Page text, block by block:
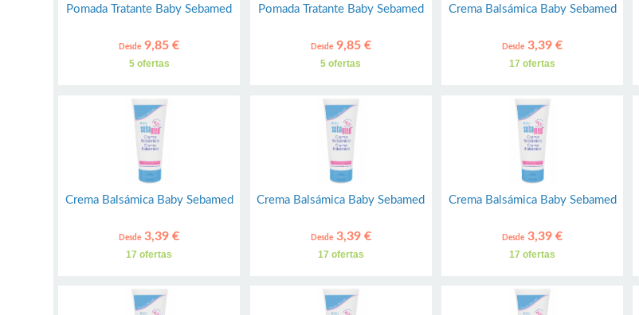
Pomada Tratante Baby Sebamed
Desde 9,85 €
5 ofertas
Pomada Tratante Baby Sebamed
Desde9,85 €
5 ofertas
Crema Balsámica Baby Sebamed
Desde 3,39 €
17 ofertas
Crema Balsámica Baby Sebamed
Desde 3,39 €
17 ofertas
Crema Balsámica Baby Sebamed
Desde3,39 €
17 ofertas
Crema Balsámica Baby Sebamed
Desde 3,39 €
17 ofertas